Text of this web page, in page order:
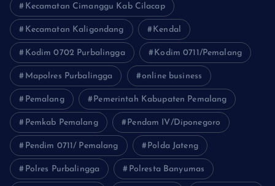
Kecamatan Cimanggu Kab Cilacap
Kecamatan Kaligondang Kendal
Kodim 0702 Purbalingga Kodim 0711/Pemalang
Mapolres Purbalingga online business
Pemalang Pemerintah Kabupaten Pemalang
Pemkab Pemalang Pendam IV/Diponegoro
Pendim 0711/ Pemalang Polda Jateng
Polres Purbalingga Polresta Banyumas